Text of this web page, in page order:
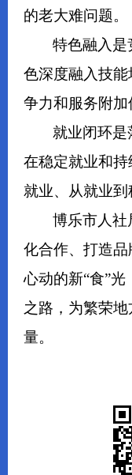
的老大难问题。
特色融入是
色深度融入技
争力和服务附加
就业闭环
在稳定就业和持
就业、从就业到
博乐市人社
化合作、打造品
心动的新“食”
之路，为繁荣
量。